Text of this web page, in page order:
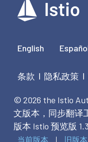
English
条款 | 隐私政策 |
© 2026 the Istio
文版本，同步翻译
版本 Istio 预览版
当前版本 旧版本